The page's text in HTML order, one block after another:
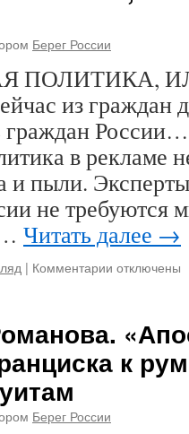
Берег России
ПОЛИТИКА,
из граждан
граждан
в рекламе
и пыли.
не требуются
Читать далее →
| Комментарии к
или
тихая
оккупация?
отключены
к
Берег России